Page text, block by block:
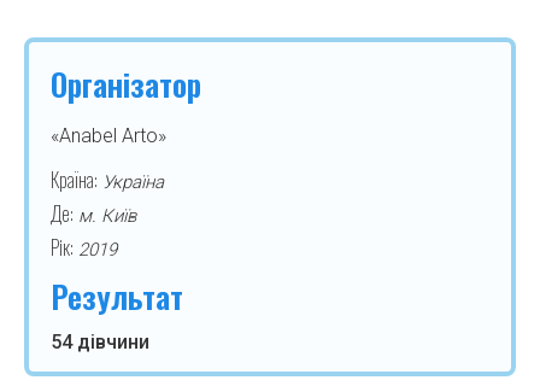
Організатор
«Anabel Arto»
Країна: Україна
Де: м. Київ
Рік: 2019
Результат
54 дівчини